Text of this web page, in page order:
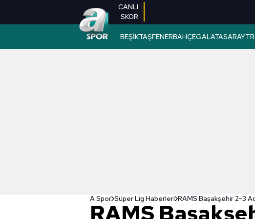
CANLI
SKOR
BEŞİKTAŞFENERBAHÇEGALATASARAY
A Spor Süper Lig Haberleri RAMS Başakşehir 2-3
RAMS